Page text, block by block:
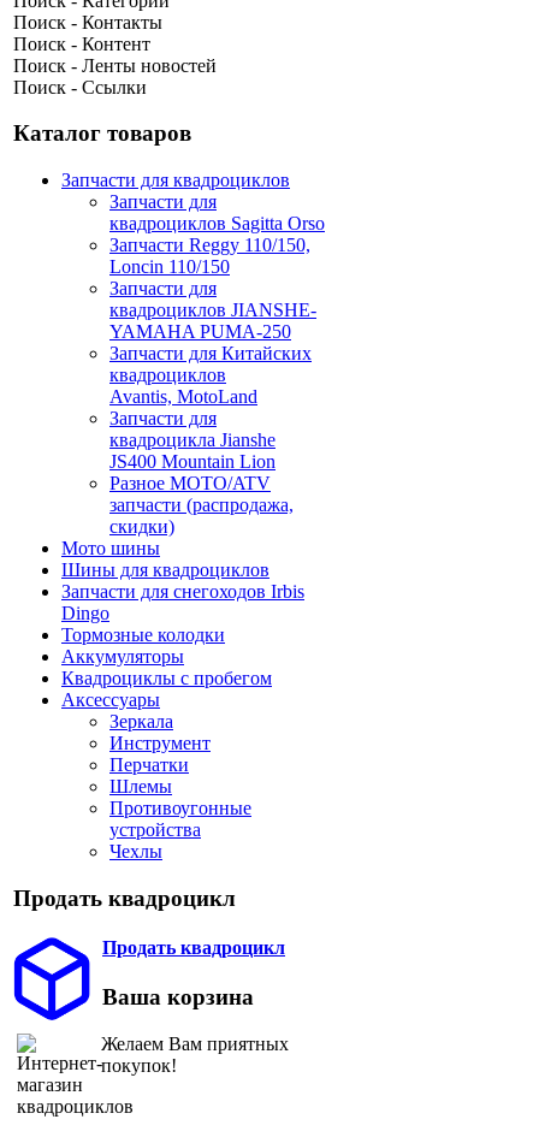
Поиск - Контакты
Поиск - Контент
Поиск - Ленты новостей
Поиск - Ссылки
Каталог товаров
Запчасти для квадроциклов
Запчасти для
квадроциклов Sagitta Orso
Запчасти Reggy 110/150,
Loncin 110/150
Запчасти для
квадроциклов JIANSHE-
YAMAHA PUMA-250
Запчасти для Китайских
квадроциклов
Avantis, MotoLand
Запчасти для
квадроцикла Jianshe
JS400 Mountain Lion
Разное МОТО/ATV
запчасти (распродажа,
скидки)
Мото шины
Шины для квадроциклов
Запчасти для снегоходов Irbis
Dingo
Тормозные колодки
Аккумуляторы
Квадроциклы с пробегом
Аксессуары
Зеркала
Инструмент
Перчатки
Шлемы
Противоугонные
устройства
Чехлы
Продать квадроцикл
Продать квадроцикл
Ваша корзина
Желаем Вам приятных
покупок!